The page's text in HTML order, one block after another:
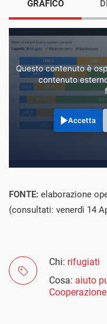
GRAFICO
Questo contenuto è
contenuto
Accetta
FONTE: elaborazione
(consultati: venerdì 14
Chi: rifugiati
Cosa: aiuto
Cooperazione